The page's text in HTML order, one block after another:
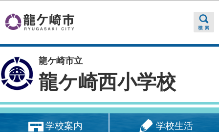
龍ケ崎市立
龍ケ崎西小学校
学校案内 学校生活